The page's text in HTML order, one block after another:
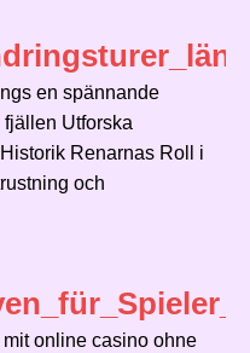
en spännande
Utforska
Renarnas Roll i
och
online casino ohne